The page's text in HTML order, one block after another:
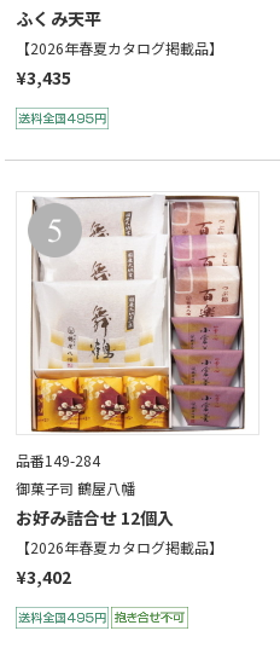
ふくみ天平
【2026年春夏カタログ掲載品】
¥3,435
品番149-284
御菓子司 鶴屋八幡
お好み詰合せ 12個入
【2026年春夏カタログ掲載品】
¥3,402